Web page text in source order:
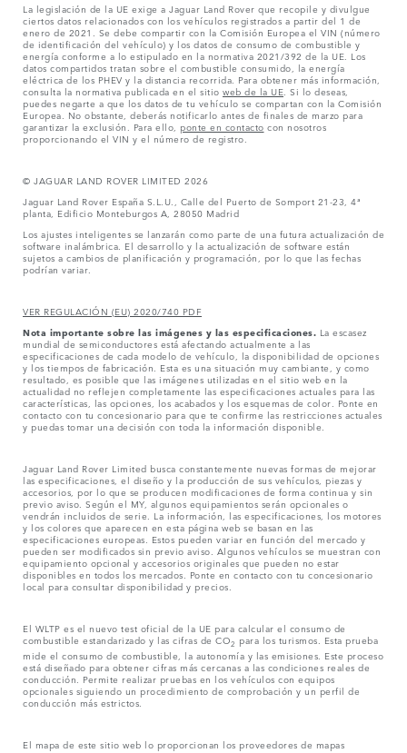
La legislación de la UE exige a Jaguar Land Rover que recopile y divulgue
ciertos datos relacionados con los vehículos registrados a partir del 1 de
enero de 2021. Se debe compartir con la Comisión Europea el VIN (número
de identificación del vehículo) y los datos de consumo de combustible y
energía conforme a lo estipulado en la normativa 2021/392 de la UE. Los
datos compartidos tratan sobre el combustible consumido, la energía
eléctrica de los PHEV y la distancia recorrida. Para obtener más información,
consulta la normativa publicada en el sitio web de la UE . Si lo deseas,
puedes negarte a que los datos de tu vehículo se compartan con la Comisión
Europea. No obstante, deberás notificarlo antes de finales de marzo para
garantizar la exclusión. Para ello, ponte en contacto con nosotros
proporcionando el VIN y el número de registro.
© JAGUAR LAND ROVER LIMITED 2026
Jaguar Land Rover España S.L.U., Calle del Puerto de Somport 21-23, 4ª
planta, Edificio Monteburgos A, 28050 Madrid
Los ajustes inteligentes se lanzarán como parte de una futura actualización de
software inalámbrica. El desarrollo y la actualización de software están
sujetos a cambios de planificación y programación, por lo que las fechas
podrían variar.
VER REGULACIÓN (EU) 2020/740 PDF
Nota importante sobre las imágenes y las especificaciones. La escasez
mundial de semiconductores está afectando actualmente a las
especificaciones de cada modelo de vehículo, la disponibilidad de opciones
y los tiempos de fabricación. Esta es una situación muy cambiante, y como
resultado, es posible que las imágenes utilizadas en el sitio web en la
actualidad no reflejen completamente las especificaciones actuales para las
características, las opciones, los acabados y los esquemas de color. Ponte en
contacto con tu concesionario para que te confirme las restricciones actuales
y puedas tomar una decisión con toda la información disponible.
Jaguar Land Rover Limited busca constantemente nuevas formas de mejorar
las especificaciones, el diseño y la producción de sus vehículos, piezas y
accesorios, por lo que se producen modificaciones de forma continua y sin
previo aviso. Según el MY, algunos equipamientos serán opcionales o
vendrán incluidos de serie. La información, las especificaciones, los motores
y los colores que aparecen en esta página web se basan en las
especificaciones europeas. Estos pueden variar en función del mercado y
pueden ser modificados sin previo aviso. Algunos vehículos se muestran con
equipamiento opcional y accesorios originales que pueden no estar
disponibles en todos los mercados. Ponte en contacto con tu concesionario
local para consultar disponibilidad y precios.
El WLTP es el nuevo test oficial de la UE para calcular el consumo de
combustible estandarizado y las cifras de CO2 para los turismos. Esta prueba
mide el consumo de combustible, la autonomía y las emisiones. Este proceso
está diseñado para obtener cifras más cercanas a las condiciones reales de
conducción. Permite realizar pruebas en los vehículos con equipos
opcionales siguiendo un procedimiento de comprobación y un perfil de
conducción más estrictos.
El mapa de este sitio web lo proporcionan los proveedores de mapas